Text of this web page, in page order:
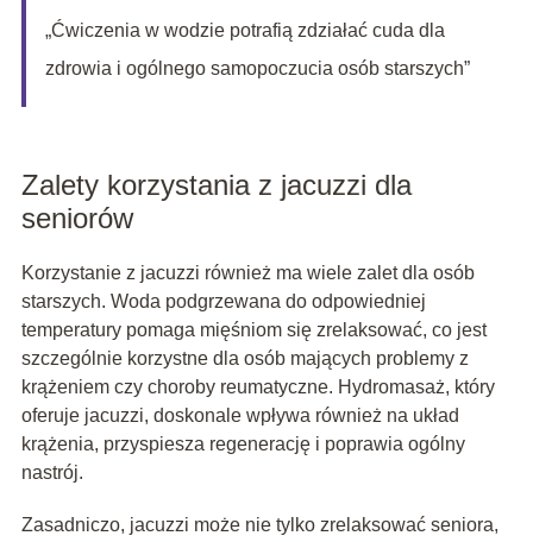
„Ćwiczenia w wodzie potrafią zdziałać cuda dla
zdrowia i ogólnego samopoczucia osób starszych”
Zalety korzystania z jacuzzi dla
seniorów
Korzystanie z jacuzzi również ma wiele zalet dla osób
starszych. Woda podgrzewana do odpowiedniej
temperatury pomaga mięśniom się zrelaksować, co jest
szczególnie korzystne dla osób mających problemy z
krążeniem czy choroby reumatyczne. Hydromasaż, który
oferuje jacuzzi, doskonale wpływa również na układ
krążenia, przyspiesza regenerację i poprawia ogólny
nastrój.
Zasadniczo, jacuzzi może nie tylko zrelaksować seniora,